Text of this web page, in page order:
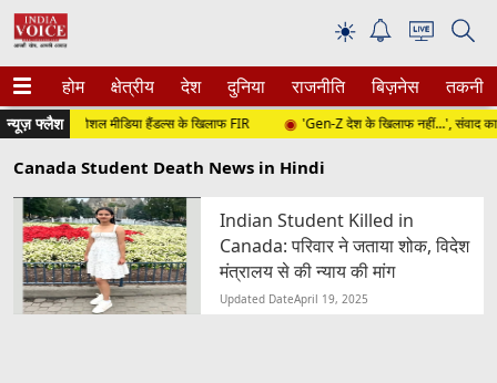
☀
होम क्षेत्रीय देश दुनिया राजनीति बिज़नेस तकनीक
न्यूज़ फ्लैश
दर्ज, सोशल मीडिया हैंडल्स के खिलाफ FIR 'Gen-Z देश के खिलाफ नहीं...', संवाद
Canada Student Death News in Hindi
Indian Student Killed in
Canada: परिवार ने जताया शोक, विदेश
मंत्रालय से की न्याय की मांग
Updated DateApril 19, 2025